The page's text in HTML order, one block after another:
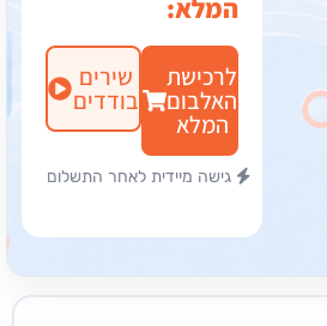
האלבום
המלא
שירים
בודדים
גישה מיידית לאחר התשלום